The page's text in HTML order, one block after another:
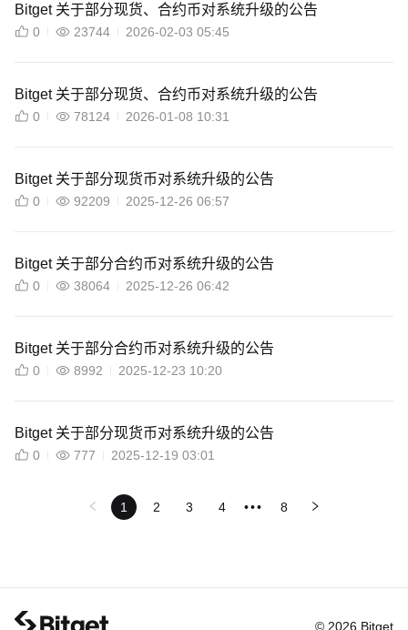
Bitget 关于部分现货、合约币对系统升级的公告
0 23744 2026-02-03 05:45
Bitget 关于部分现货、合约币对系统升级的公告
0 78124 2026-01-08 10:31
Bitget 关于部分现货币对系统升级的公告
0 92209 2025-12-26 06:57
Bitget 关于部分合约币对系统升级的公告
0 38064 2025-12-26 06:42
Bitget 关于部分合约币对系统升级的公告
0 8992 2025-12-23 10:20
Bitget 关于部分现货币对系统升级的公告
0 777 2025-12-19 03:01
1 2 3 4 ••• 8
© 2026 Bitget